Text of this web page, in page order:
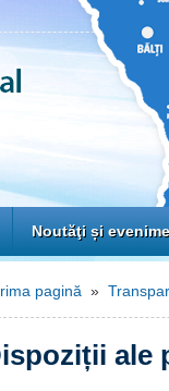
Noutăţi și
pagină »
ale